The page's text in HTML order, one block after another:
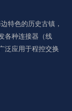
特色的历史古镇，
各种连接器（线
泛应用于程控交换